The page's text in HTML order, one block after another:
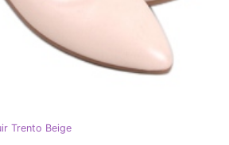
Trento Beige